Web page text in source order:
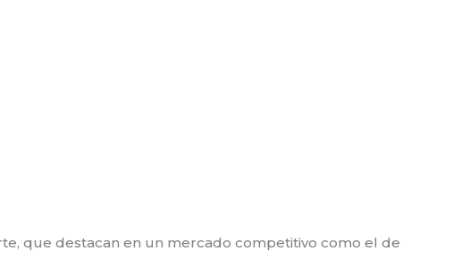
que destacan en un mercado competitivo como el de